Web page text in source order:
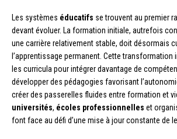
Les systèmes éducatifs se trouvent au premier
devant évoluer. La formation initiale, autrefois
une carrière relativement stable, doit désormais
l’apprentissage permanent. Cette transformation
les curricula pour intégrer davantage de
développer des pédagogies favorisant
créer des passerelles fluides entre formation et
universités, écoles professionnelles et
font face au défi d’une mise à jour constante de